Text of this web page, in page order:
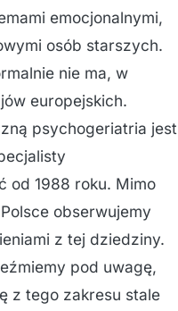
emocjonalnymi,
osób starszych.
nie ma, w
europejskich.
psychogeriatria jest
od 1988 roku. Mimo
obserwujemy
z tej dziedziny.
pod uwagę,
z tego zakresu stale